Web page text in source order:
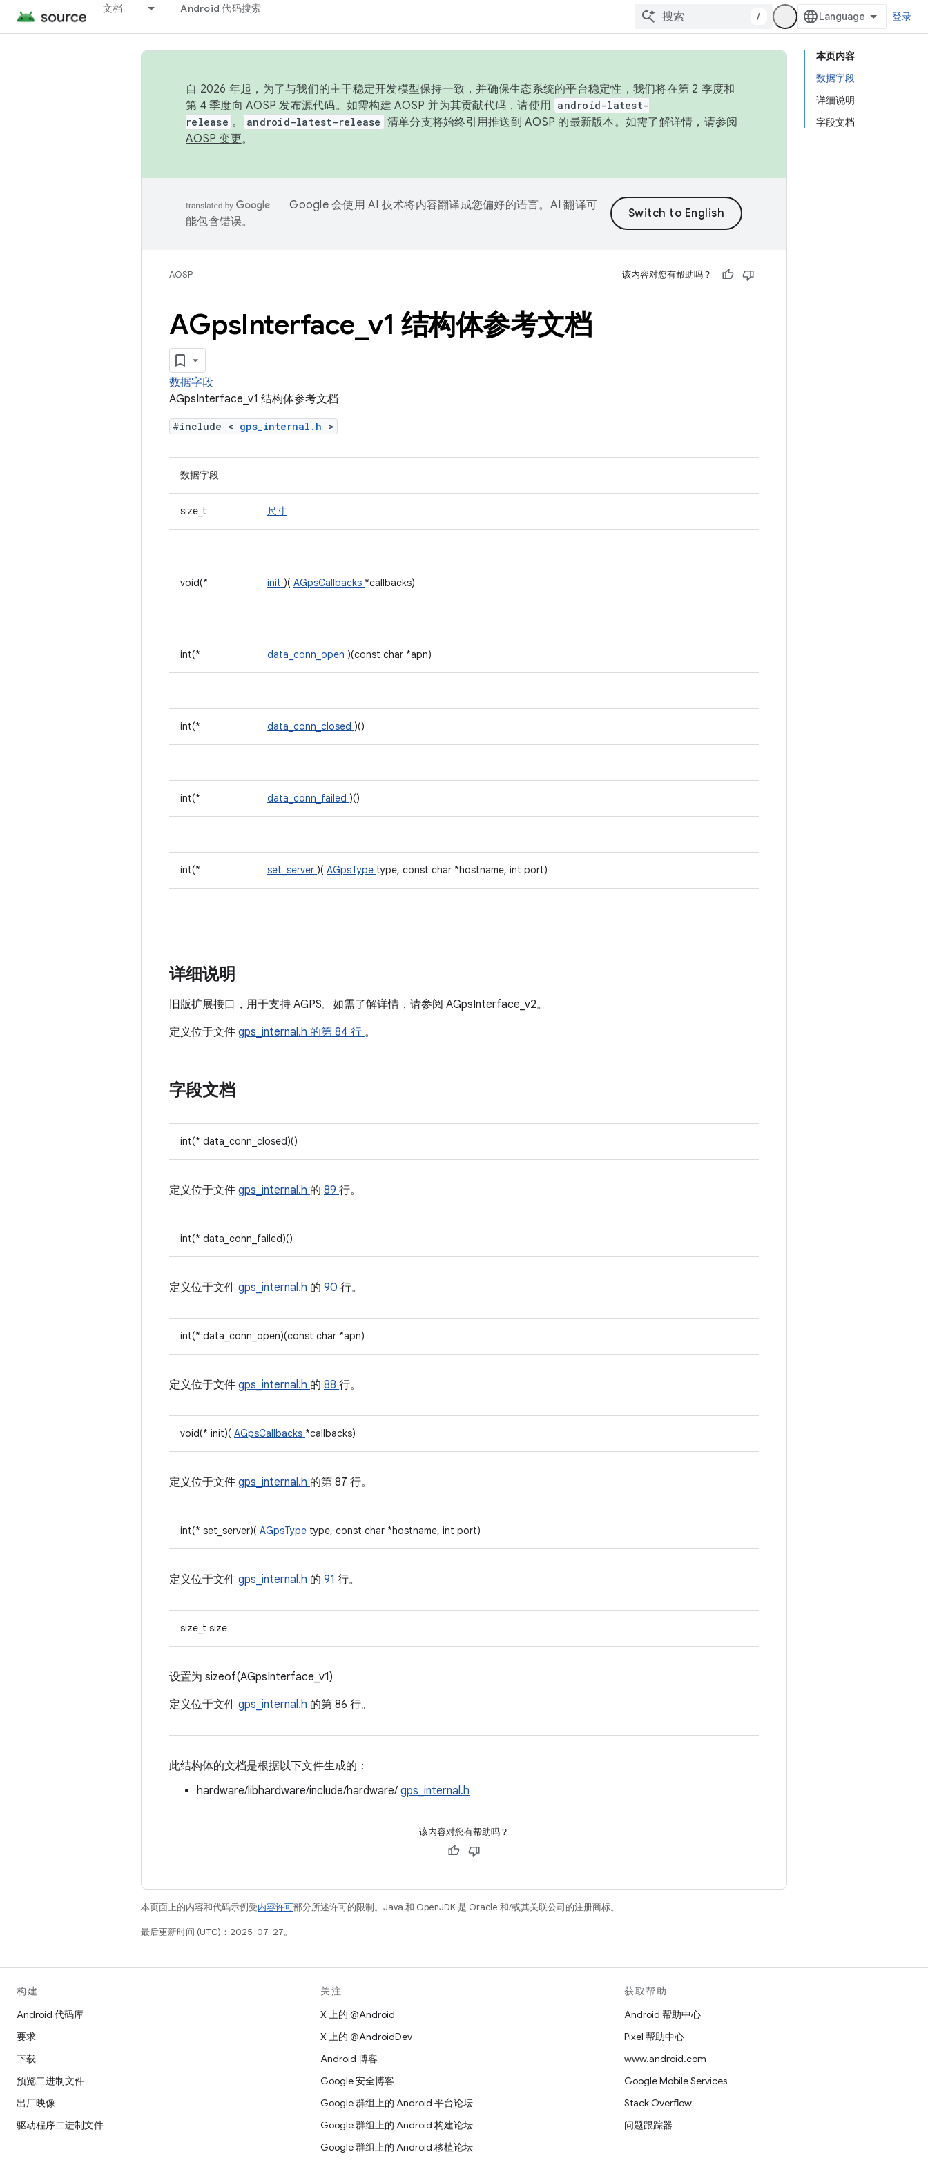
文档 Android 代码搜索
/ 登录
本页内容
数据字段
详细说明
字段文档
自 2026 年起，为了与我们的主干稳定开发模型保持一致，并确保生态系统的平台稳定性，我们将在第 2 季度和
第 4 季度向 AOSP 发布源代码。如需构建 AOSP 并为其贡献代码，请使用 android-latest-
release 。 android-latest-release 清单分支将始终引用推送到 AOSP 的最新版本。如需了解详情，请参阅
AOSP 变更。
Google 会使用 AI 技术将内容翻译成您偏好的语言。AI 翻译可
能包含错误。
AOSP 该内容对您有帮助吗？
AGpsInterface v1 结构体参考文档
数据字段
AGpsInterface_v1 结构体参考文档
#include < gps_internal.h >
数据字段
size_t 尺寸
void(* init )( AGpsCallbacks *callbacks)
int(* data_conn_open )(const char *apn)
int(* data_conn_closed )()
int(* data_conn_failed )()
int(* set_server )( AGpsType type, const char *hostname, int port)
详细说明
旧版扩展接口，用于支持 AGPS。如需了解详情，请参阅 AGpsInterface_v2。
定义位于文件 gps_internal.h 的第 84 行 。
字段文档
int(* data_conn_closed)()
定义位于文件 gps_internal.h 的 89 行。
int(* data_conn_failed)()
定义位于文件 gps_internal.h 的 90 行。
int(* data_conn_open)(const char *apn)
定义位于文件 gps_internal.h 的 88 行。
void(* init)( AGpsCallbacks *callbacks)
定义位于文件 gps_internal.h 的第 87 行。
int(* set_server)( AGpsType type, const char *hostname, int port)
定义位于文件 gps_internal.h 的 91 行。
size_t size
设置为 sizeof(AGpsInterface_v1)
定义位于文件 gps_internal.h 的第 86 行。
此结构体的文档是根据以下文件生成的：
hardware/libhardware/include/hardware/ gps_internal.h
该内容对您有帮助吗？
本页面上的内容和代码示例受内容许可部分所述许可的限制。Java 和 OpenJDK 是 Oracle 和/或其关联公司的注册商标。
最后更新时间 (UTC)：2025-07-27。
构建
Android 代码库
要求
下载
预览二进制文件
出厂映像
驱动程序二进制文件
关注
X 上的 @Android
X 上的 @AndroidDev
Android 博客
Google 安全博客
Google 群组上的 Android 平台论坛
Google 群组上的 Android 构建论坛
Google 群组上的 Android 移植论坛
获取帮助
Android 帮助中心
Pixel 帮助中心
www.android.com
Google Mobile Services
Stack Overflow
问题跟踪器